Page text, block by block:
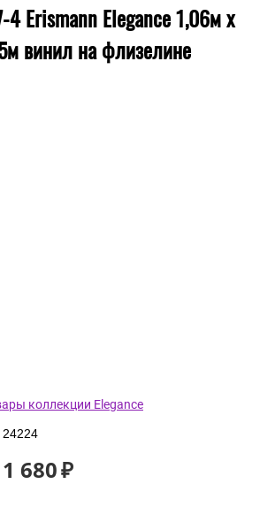
4 Erismann Elegance 1,06м х
винил на флизелине
коллекции Elegance
24224
1 680₽